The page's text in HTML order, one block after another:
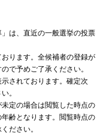
は、直近の一般選挙の投票
ります。全候補者の登録が
で予めご了承ください。
されております。確定次
。
定の場合は閲覧した時点の
齢となります。閲覧時点の
ださい。